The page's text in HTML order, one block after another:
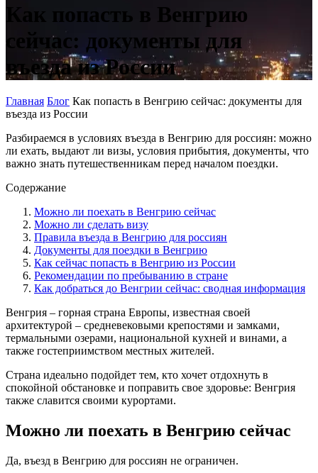
Как попасть в Венгрию
сейчас: документы для
въезда из России
Главная Блог Как попасть в Венгрию сейчас: документы для
въезда из России
Разбираемся в условиях въезда в Венгрию для россиян: можно
ли ехать, выдают ли визы, условия прибытия, документы, что
важно знать путешественникам перед началом поездки.
Содержание
Можно ли поехать в Венгрию сейчас
Можно ли сделать визу
Правила въезда в Венгрию для россиян
Документы для поездки в Венгрию
Как сейчас попасть в Венгрию из России
Рекомендации по пребыванию в стране
Как добраться до Венгрии сейчас: сводная информация
Венгрия – горная страна Европы, известная своей
архитектурой – средневековыми крепостями и замками,
термальными озерами, национальной кухней и винами, а
также гостеприимством местных жителей.
Страна идеально подойдет тем, кто хочет отдохнуть в
спокойной обстановке и поправить свое здоровье: Венгрия
также славится своими курортами.
Можно ли поехать в Венгрию сейчас
Да, въезд в Венгрию для россиян не ограничен.